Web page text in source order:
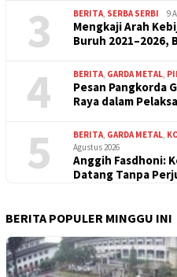
3 BERITA, SERBA SERBI 9
Mengkaji Arah
Buruh 2021–2026,
4 BERITA, GARDA METAL,
Pesan Pangkorda
Raya dalam
5 BERITA, GARDA METAL,
Agustus 2026
Anggih Fasdhoni:
Datang Tanpa
BERITA POPULER MINGGU INI